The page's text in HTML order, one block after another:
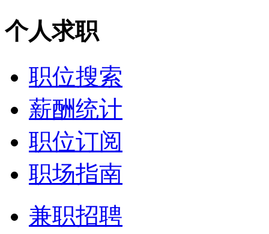
个人求职
职位搜索
薪酬统计
职位订阅
职场指南
兼职招聘